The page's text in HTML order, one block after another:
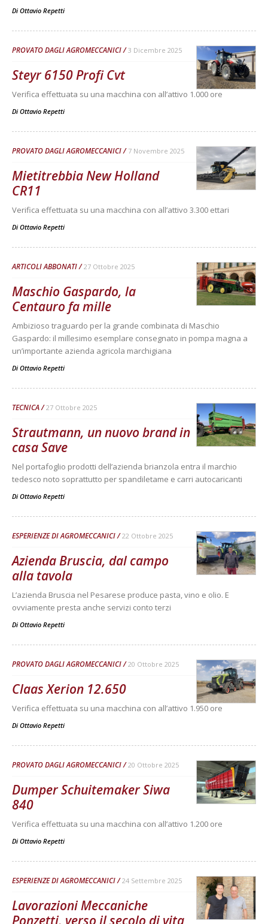
Di Ottavio Repetti
PROVATO DAGLI AGROMECCANICI 3 Dicembre 2025
Steyr 6150 Profi Cvt
Verifica effettuata su una macchina con all’attivo 1.000 ore
Di Ottavio Repetti
PROVATO DAGLI AGROMECCANICI 7 Novembre 2025
Mietitrebbia New Holland
CR11
Verifica effettuata su una macchina con all’attivo 3.300 ettari
Di Ottavio Repetti
ARTICOLI ABBONATI 27 Ottobre 2025
Maschio Gaspardo, la
Centauro fa mille
Ambizioso traguardo per la grande combinata di Maschio
Gaspardo: il millesimo esemplare consegnato in pompa magna a
un’importante azienda agricola marchigiana
Di Ottavio Repetti
TECNICA 27 Ottobre 2025
Strautmann, un nuovo brand in
casa Save
Nel portafoglio prodotti dell’azienda brianzola entra il marchio
tedesco noto soprattutto per spandiletame e carri autocaricanti
Di Ottavio Repetti
ESPERIENZE DI AGROMECCANICI 22 Ottobre 2025
Azienda Bruscia, dal campo
alla tavola
L’azienda Bruscia nel Pesarese produce pasta, vino e olio. E
ovviamente presta anche servizi conto terzi
Di Ottavio Repetti
PROVATO DAGLI AGROMECCANICI 20 Ottobre 2025
Claas Xerion 12.650
Verifica effettuata su una macchina con all’attivo 1.950 ore
Di Ottavio Repetti
PROVATO DAGLI AGROMECCANICI 20 Ottobre 2025
Dumper Schuitemaker Siwa
840
Verifica effettuata su una macchina con all’attivo 1.200 ore
Di Ottavio Repetti
ESPERIENZE DI AGROMECCANICI 24 Settembre 2025
Lavorazioni Meccaniche
Ponzetti, verso il secolo di vita